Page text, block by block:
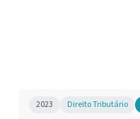
2023 Direito Tributário